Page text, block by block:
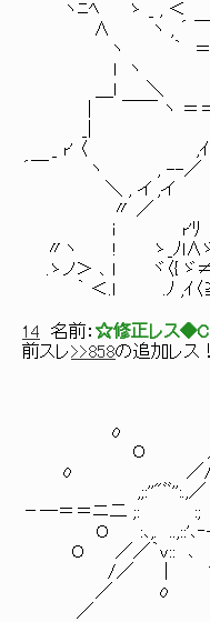
ヽﾆﾍ ゝ _ , ＜
∧ ヽ , ´ ￣ ヽ ＞
ヽ ｀ ＝
l ヽ , l 手札か
＿l ＼ ,
| ￣￣ ヽ ＝＝ ´
_|
_ r' 〈 ,ｲ
´￣ ヽ , --／
＼ , イ ,イ .
〃 ／
i r'ﾘ
〃ヽ ! ゝ_ﾉl∧
.ゝノ＞ ､ l ヾ〈{ ゞ
｀ ＜.l .ﾉ ,ｲ〈
14 名前： ☆修正レス
前スレ>>858の追加レス！
ο ／ ﾊﾞ
Ｏ
ο ／/
,;:''"ﾞﾞ'':.,／
－―＝＝ニ二 ;: :;
Ｏ :､,. ..,::'､‐-
Ｏ ／／｀ｖ:: ､
/／ |
／ ο
／